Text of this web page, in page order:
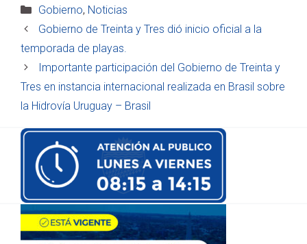
Categorías
Gobierno, Noticias
Gobierno de Treinta y Tres dió inicio oficial a la
temporada de playas.
Importante participación del Gobierno de Treinta y
Tres en instancia internacional realizada en Brasil sobre
la Hidrovía Uruguay – Brasil